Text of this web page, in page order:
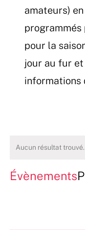
amateurs)
programmés
pour la
jour au fur et
informations
Aucun résultat trouvé.
Évènements